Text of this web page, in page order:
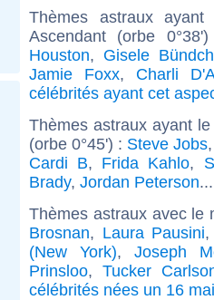
Thèmes astraux
Ascendant (orbe
Houston, Gisele
Jamie Foxx, Charli
célébrités ayant cet
Thèmes astraux ayant
(orbe 0°45') : Steve Jobs
Cardi B, Frida Kahlo,
Brady, Jordan Peterson
Thèmes astraux avec le
Brosnan, Laura Pausini
(New York),Joseph
Prinsloo, Tucker
célébrités nées un 16 mai